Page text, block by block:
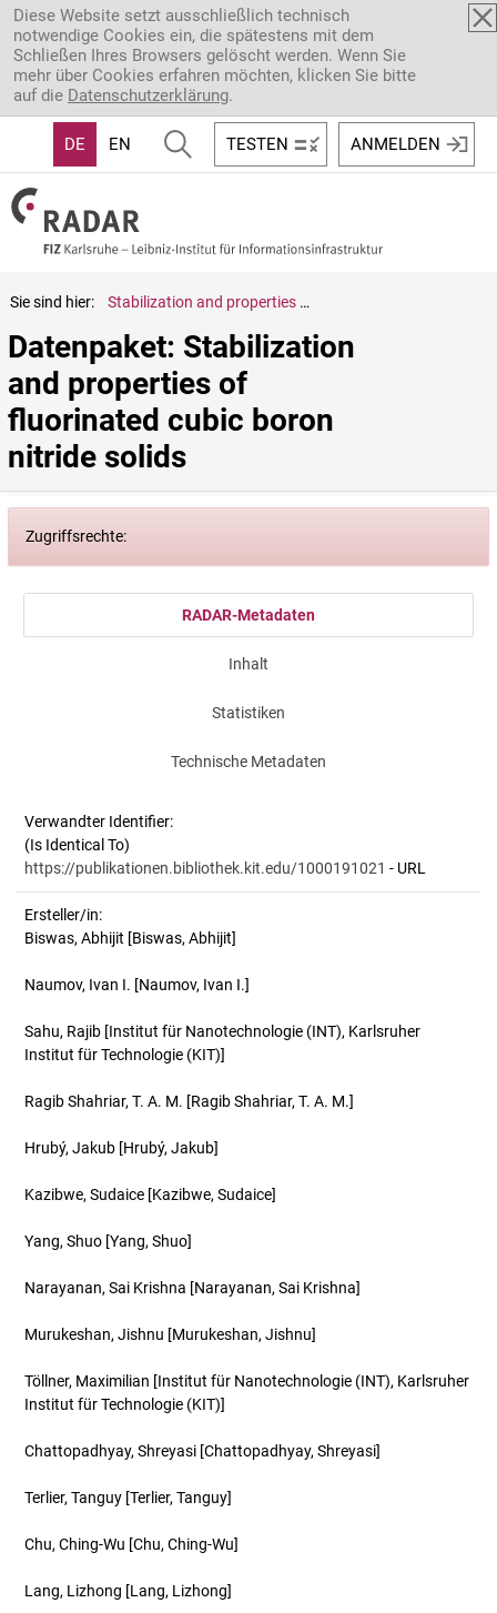
Direkt zum Inhalt
Diese Website setzt ausschließlich technisch
notwendige Cookies ein, die spätestens mit dem
Schließen Ihres Browsers gelöscht werden. Wenn Sie
mehr über Cookies erfahren möchten, klicken Sie bitte
auf die Datenschutzerklärung.
DE EN TESTEN ANMELDEN
Sie sind hier: Stabilization and properties of fluorinated cubic boron nitride solids
Datenpaket: Stabilization
and properties of
fluorinated cubic boron
nitride solids
Zugriffsrechte:
RADAR-Metadaten
Inhalt
Statistiken
Technische Metadaten
Verwandter Identifier:
(Is Identical To)
https://publikationen.bibliothek.kit.edu/1000191021 - URL
Ersteller/in:
Biswas, Abhijit [Biswas, Abhijit]
Naumov, Ivan I. [Naumov, Ivan I.]
Sahu, Rajib [Institut für Nanotechnologie (INT), Karlsruher
Institut für Technologie (KIT)]
Ragib Shahriar, T. A. M. [Ragib Shahriar, T. A. M.]
Hrubý, Jakub [Hrubý, Jakub]
Kazibwe, Sudaice [Kazibwe, Sudaice]
Yang, Shuo [Yang, Shuo]
Narayanan, Sai Krishna [Narayanan, Sai Krishna]
Murukeshan, Jishnu [Murukeshan, Jishnu]
Töllner, Maximilian [Institut für Nanotechnologie (INT), Karlsruher
Institut für Technologie (KIT)]
Chattopadhyay, Shreyasi [Chattopadhyay, Shreyasi]
Terlier, Tanguy [Terlier, Tanguy]
Chu, Ching-Wu [Chu, Ching-Wu]
Lang, Lizhong [Lang, Lizhong]